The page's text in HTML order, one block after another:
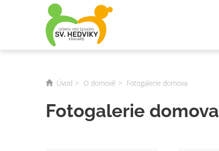
Úvod O domově Fotogalerie domova
Fotogalerie domova